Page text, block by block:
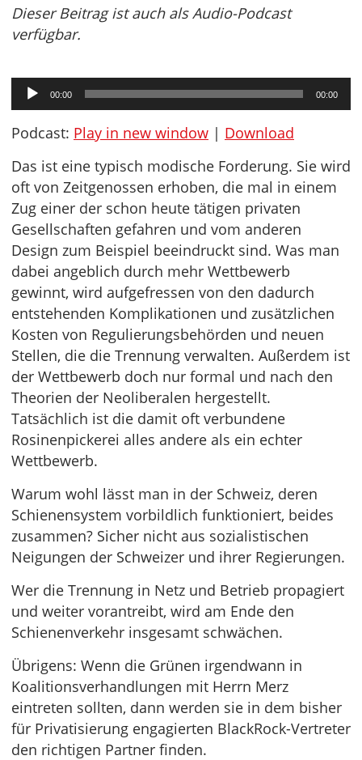
Dieser Beitrag ist auch als Audio-Podcast
verfügbar.
Audio-
Player
00:00 00:00
Podcast: Play in new window | Download
Das ist eine typisch modische Forderung. Sie wird
oft von Zeitgenossen erhoben, die mal in einem
Zug einer der schon heute tätigen privaten
Gesellschaften gefahren und vom anderen
Design zum Beispiel beeindruckt sind. Was man
dabei angeblich durch mehr Wettbewerb
gewinnt, wird aufgefressen von den dadurch
entstehenden Komplikationen und zusätzlichen
Kosten von Regulierungsbehörden und neuen
Stellen, die die Trennung verwalten. Außerdem ist
der Wettbewerb doch nur formal und nach den
Theorien der Neoliberalen hergestellt.
Tatsächlich ist die damit oft verbundene
Rosinenpickerei alles andere als ein echter
Wettbewerb.
Warum wohl lässt man in der Schweiz, deren
Schienensystem vorbildlich funktioniert, beides
zusammen? Sicher nicht aus sozialistischen
Neigungen der Schweizer und ihrer Regierungen.
Wer die Trennung in Netz und Betrieb propagiert
und weiter vorantreibt, wird am Ende den
Schienenverkehr insgesamt schwächen.
Übrigens: Wenn die Grünen irgendwann in
Koalitionsverhandlungen mit Herrn Merz
eintreten sollten, dann werden sie in dem bisher
für Privatisierung engagierten BlackRock-Vertreter
den richtigen Partner finden.